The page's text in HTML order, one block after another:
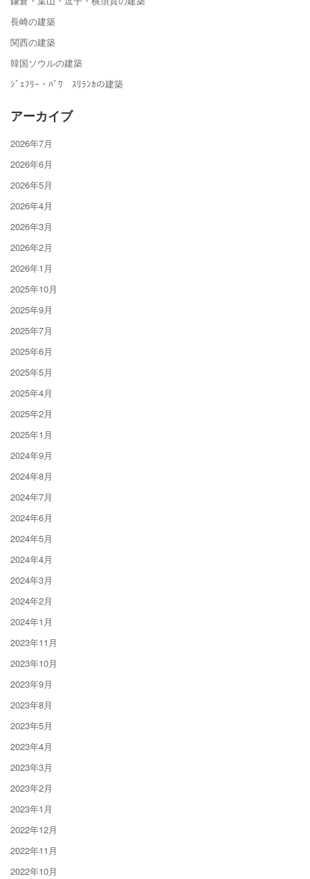
長崎の建築
関西の建築
韓国ソウルの建築
ｼﾞｪﾌﾘｰ・ﾊﾞﾜ ｽﾘﾗﾝｶの建築
アーカイブ
2026年7月
2026年6月
2026年5月
2026年4月
2026年3月
2026年2月
2026年1月
2025年10月
2025年9月
2025年7月
2025年6月
2025年5月
2025年4月
2025年2月
2025年1月
2024年9月
2024年8月
2024年7月
2024年6月
2024年5月
2024年4月
2024年3月
2024年2月
2024年1月
2023年11月
2023年10月
2023年9月
2023年8月
2023年5月
2023年4月
2023年3月
2023年2月
2023年1月
2022年12月
2022年11月
2022年10月